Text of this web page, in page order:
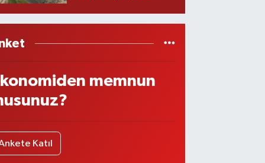
memnun
Katıl